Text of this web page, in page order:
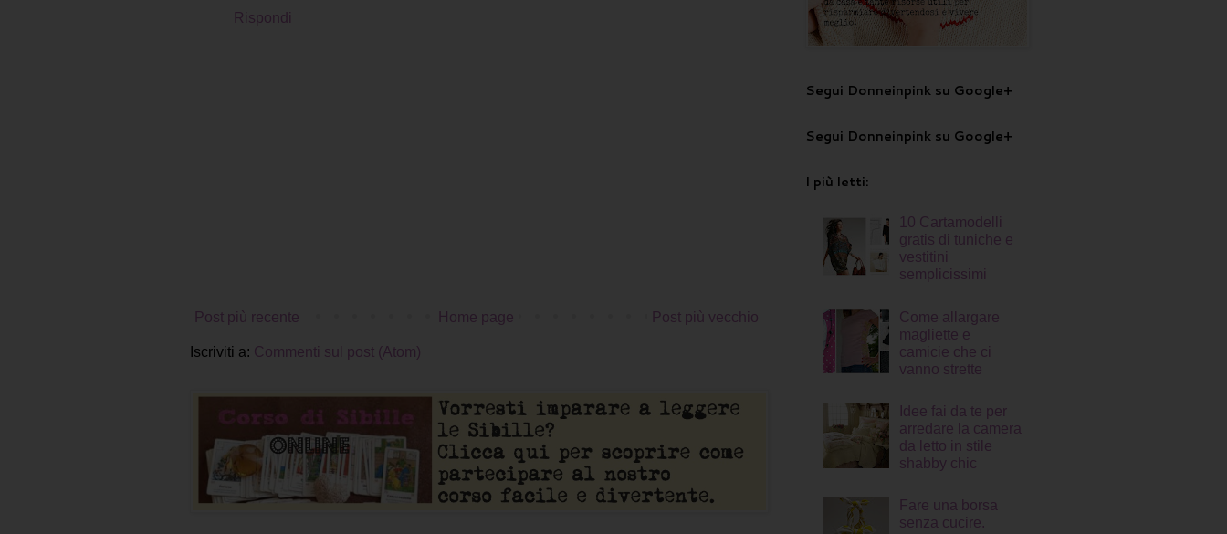
Rispondi
Post più recente Post più vecchio
Home page
Iscriviti a: Commenti sul post (Atom)
Segui Donneinpink su Google+
Segui Donneinpink su Google+
I più letti:
10 Cartamodelli
gratis di tuniche e
vestitini
semplicissimi
Come allargare
magliette e
camicie che ci
vanno strette
Idee fai da te per
arredare la camera
da letto in stile
shabby chic
Fare una borsa
senza cucire.